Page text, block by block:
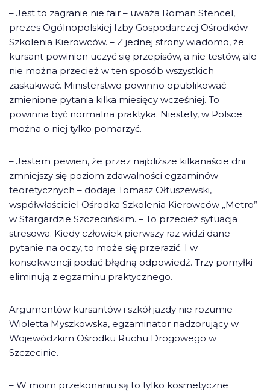
– Jest to zagranie nie fair – uważa Roman Stencel,
prezes Ogólnopolskiej Izby Gospodarczej Ośrodków
Szkolenia Kierowców. – Z jednej strony wiadomo, że
kursant powinien uczyć się przepisów, a nie testów, ale
nie można przecież w ten sposób wszystkich
zaskakiwać. Ministerstwo powinno opublikować
zmienione pytania kilka miesięcy wcześniej. To
powinna być normalna praktyka. Niestety, w Polsce
można o niej tylko pomarzyć.
– Jestem pewien, że przez najbliższe kilkanaście dni
zmniejszy się poziom zdawalności egzaminów
teoretycznych – dodaje Tomasz Ołtuszewski,
współwłaściciel Ośrodka Szkolenia Kierowców „Metro”
w Stargardzie Szczecińskim. – To przecież sytuacja
stresowa. Kiedy człowiek pierwszy raz widzi dane
pytanie na oczy, to może się przerazić. I w
konsekwencji podać błędną odpowiedź. Trzy pomyłki
eliminują z egzaminu praktycznego.
Argumentów kursantów i szkół jazdy nie rozumie
Wioletta Myszkowska, egzaminator nadzorujący w
Wojewódzkim Ośrodku Ruchu Drogowego w
Szczecinie.
– W moim przekonaniu są to tylko kosmetyczne